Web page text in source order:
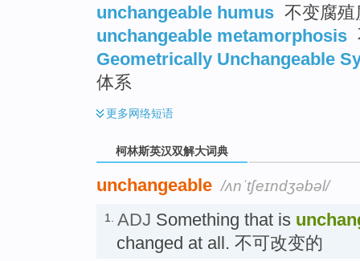
unchangeable humus 不变腐殖
unchangeable metamorphosis
Geometrically Unchangeable
体系
更多网络短语
柯林斯英汉双解大词典
unchangeable /ʌnˈtʃeɪndʒəbəl/
1. ADJ Something that is
changed at all. 不可改变的